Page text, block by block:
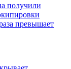
получили
превышает